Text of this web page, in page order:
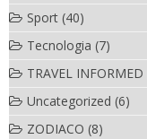
Sport (40)
Tecnologia (7)
TRAVEL INFORMED
Uncategorized (6)
ZODIACO (8)